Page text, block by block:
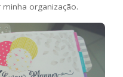
organização.